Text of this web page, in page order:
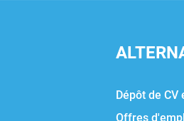
Dépôt de CV
Offres